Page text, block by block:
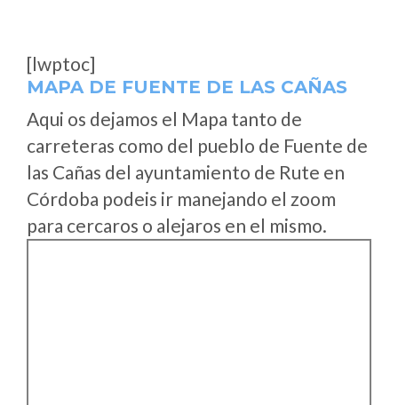
[lwptoc]
MAPA DE FUENTE DE LAS CAÑAS
Aqui os dejamos el Mapa tanto de
carreteras como del pueblo de Fuente de
las Cañas del ayuntamiento de Rute en
Córdoba podeis ir manejando el zoom
para cercaros o alejaros en el mismo.